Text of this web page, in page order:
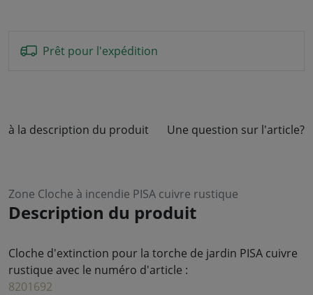
Prêt pour l'expédition
à la description du produit Une question sur l'article?
Zone Cloche à incendie PISA cuivre rustique
Description du produit
Cloche d'extinction pour la torche de jardin PISA cuivre
rustique avec le numéro d'article :
8201692